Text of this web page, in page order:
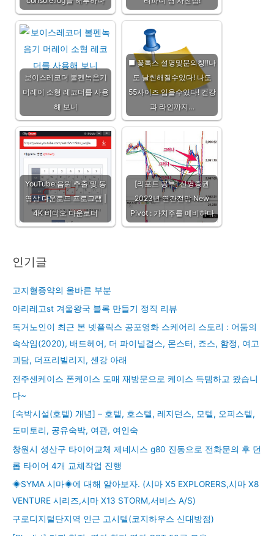
보이스레코더 볼펜녹음기
머레이 소형 레코더를 사용
해 보니
■ 꽃톡스 설명및문의창!!나
도 날씬해질수있다! 나도
55사이즈 입을수있다! 건강
과 라인까지…
YouTube 음원 추출 및 동
영상 다운로드 프로그램 |
4K 비디오 다운로더
[리포트 공부] 신영증권
2023년 연간전망 New
Pivot : 가치주를 예비하다
인기글
고지혈증약의 올바른 부분
아리레고st 겨울왕국 블록 만들기 정직 리뷰
독거노인이 최근 본 넷플릭스 공포영화 스케어리 스토리 : 어둠의
속삭임(2020), 배드헤어, 더 파이널걸스, 몬스터, 죠스, 함정, 여고
괴담, 더프리빌리지, 센강 아래
전주센케이스 폰케이스 도매 재방문으로 케이스 득템하고 왔습니
다~
[숙박시설(호텔) 개념] – 호텔, 호스텔, 레지던스, 모텔, 오피스텔,
도미토리, 공유숙박, 여관, 여인숙
창원시 성산구 타이어교체 제네시스 g80 진동으로 전화문의 후 던
롭 타이어 4개 교체작업 진행
◈SYMA 시마◈에 대해 알아보자. (시마 X5 EXPLORERS,시마 X8
VENTURE 시리즈,시마 X13 STORM,서비스 A/S)
구로디지털단지역 인근 고시텔(코지하우스 신대방점)